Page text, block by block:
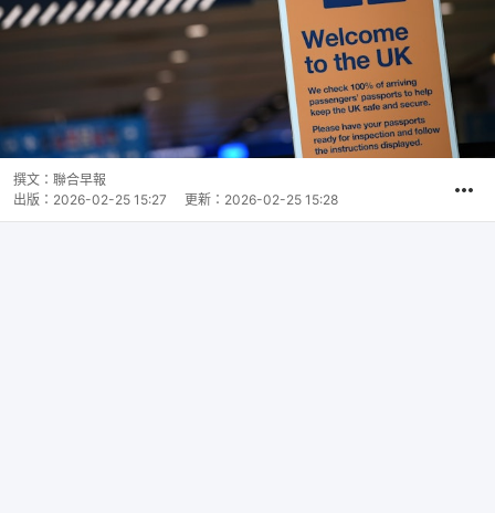
撰文： 聯合早報
出版： 2026-02-25 15:27 更新： 2026-02-25 15:28